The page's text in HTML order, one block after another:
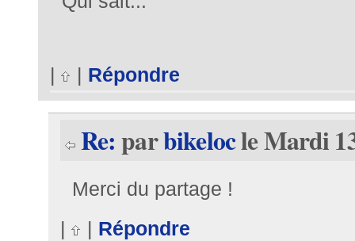
| | Répondre
Re:parbikelocle Mardi
Merci du partage !
|
| Répondre